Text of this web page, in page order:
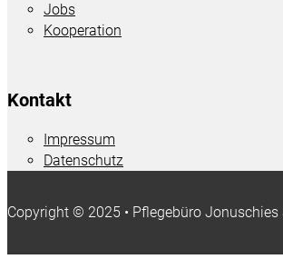
Jobs
Kooperation
Kontakt
Impressum
Datenschutz
Copyright © 2025 • Pflegebüro Jonuschies